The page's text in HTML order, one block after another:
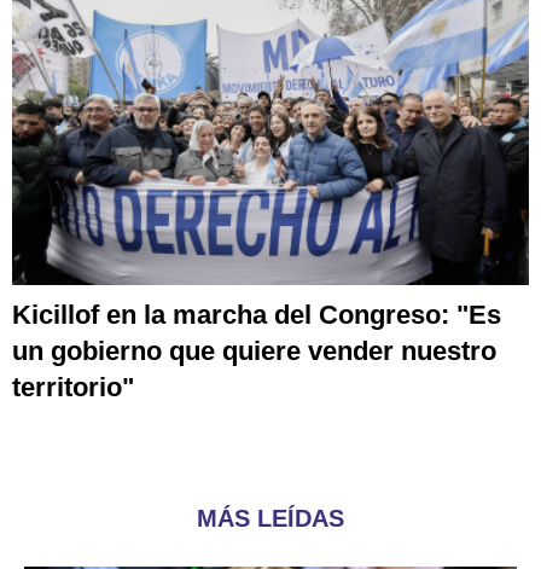
Kicillof en la marcha del Congreso: "Es
un gobierno que quiere vender nuestro
territorio"
MÁS LEÍDAS